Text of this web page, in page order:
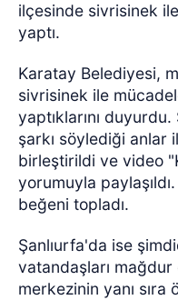
ilçesinde sivrisinek
yaptı.
Karatay Belediyesi,
sivrisinek ile
yaptıklarını
şarkı söylediği anlar
birleştirildi ve video
yorumuyla
beğeni topladı.
Şanlıurfa'da ise
vatandaşları mağdur
merkezinin yanı sıra